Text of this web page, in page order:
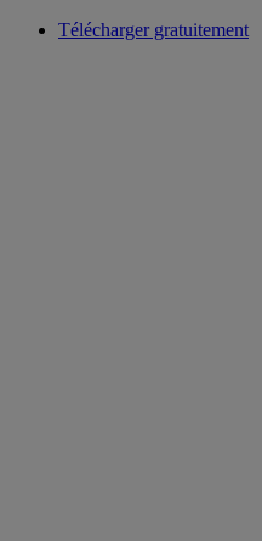
Télécharger gratuitement